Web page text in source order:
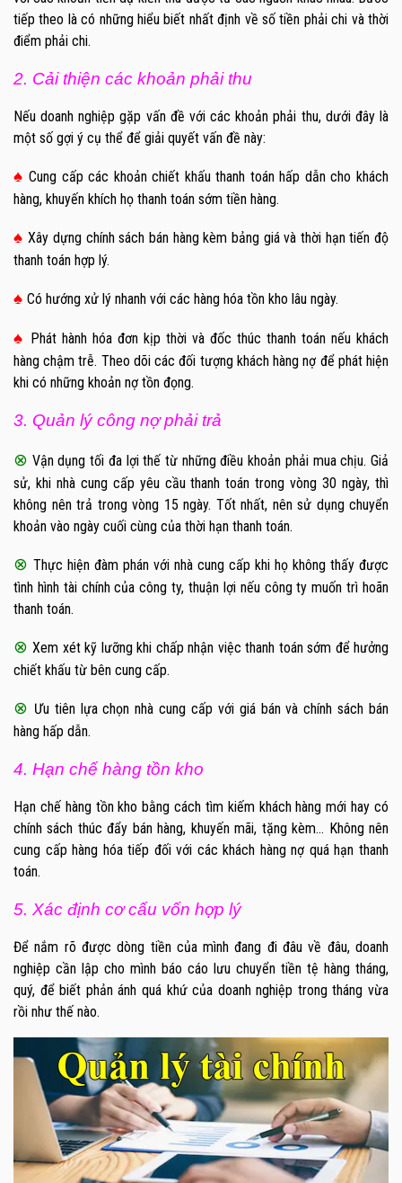
tiếp theo là có những hiểu biết nhất định về số tiền phải chi và thời
điểm phải chi.
2. Cải thiện các khoản phải thu
Nếu doanh nghiệp gặp vấn đề với các khoản phải thu, dưới đây là
một số gợi ý cụ thể để giải quyết vấn đề này:
♠ Cung cấp các khoản chiết khấu thanh toán hấp dẫn cho khách
hàng, khuyến khích họ thanh toán sớm tiền hàng.
♠Xây dựng chính sách bán hàng kèm bảng giá và thời hạn tiến độ
thanh toán hợp lý.
♠ Có hướng xử lý nhanh với các hàng hóa tồn kho lâu ngày.
♠
Phát hành hóa đơn kịp thời và đốc thúc thanh toán nếu khách
hàng chậm trễ. Theo dõi các đối tượng khách hàng nợ để phát hiện
khi có những khoản nợ tồn đọng.
3. Quản lý công nợ phải trả
⊗ Vận dụng tối đa lợi thế từ những điều khoản phải mua chịu. Giả
sử, khi nhà cung cấp yêu cầu thanh toán trong vòng 30 ngày, thì
không nên trả trong vòng 15 ngày. Tốt nhất, nên sử dụng chuyển
khoản vào ngày cuối cùng của thời hạn thanh toán.
⊗ Thực hiện đàm phán với nhà cung cấp khi họ không thấy được
tình hình tài chính của công ty, thuận lợi nếu công ty muốn trì hoãn
thanh toán.
⊗Xem xét kỹ lưỡng khi chấp nhận việc thanh toán sớm để hưởng
chiết khấu từ bên cung cấp.
⊗ Ưu tiên lựa chọn nhà cung cấp với giá bán và chính sách bán
hàng hấp dẫn.
4. Hạn chế hàng tồn kho
Hạn chế hàng tồn kho bằng cách tìm kiếm khách hàng mới hay có
chính sách thúc đẩy bán hàng, khuyến mãi, tặng kèm… Không nên
cung cấp hàng hóa tiếp đối với các khách hàng nợ quá hạn thanh
toán.
5. Xác định cơ cấu vốn hợp lý
Để nắm rõ được dòng tiền của mình đang đi đâu về đâu, doanh
nghiệp cần lập cho mình báo cáo lưu chuyển tiền tệ hàng tháng,
quý, để biết phản ánh quá khứ của doanh nghiệp trong tháng vừa
rồi như thế nào.